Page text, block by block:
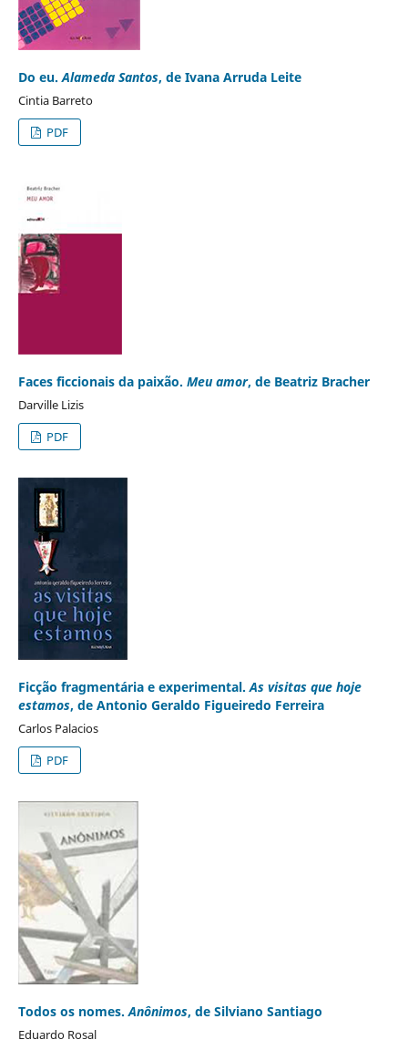
Do eu.Alameda Santos, de Ivana Arruda Leite
Cintia Barreto
PDF
Faces ficcionais da paixão. Meu amor, de Beatriz Bracher
Darville Lizis
PDF
Ficção fragmentária e experimental.As visitas que hoje
estamos, de Antonio Geraldo Figueiredo Ferreira
Carlos Palacios
PDF
Todos os nomes.Anônimos, de Silviano Santiago
Eduardo Rosal